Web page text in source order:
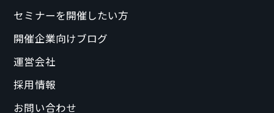
セミナーを開催したい方
開催企業向けブログ
運営会社
採用情報
お問い合わせ